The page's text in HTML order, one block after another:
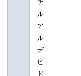
チ
ル
ア
ル
デ
ヒ
ド